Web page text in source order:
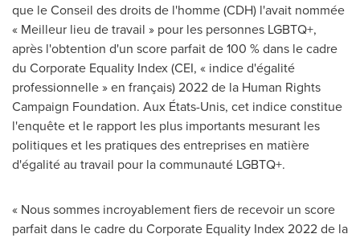
que le Conseil des droits de l'homme (CDH) l'avait nommée
« Meilleur lieu de travail » pour les personnes LGBTQ+,
après l'obtention d'un score parfait de 100 % dans le cadre
du Corporate Equality Index (CEI, « indice d'égalité
professionnelle » en français) 2022 de la Human Rights
Campaign Foundation. Aux États-Unis, cet indice constitue
l'enquête et le rapport les plus importants mesurant les
politiques et les pratiques des entreprises en matière
d'égalité au travail pour la communauté LGBTQ+.
« Nous sommes incroyablement fiers de recevoir un score
parfait dans le cadre du Corporate Equality Index 2022 de la